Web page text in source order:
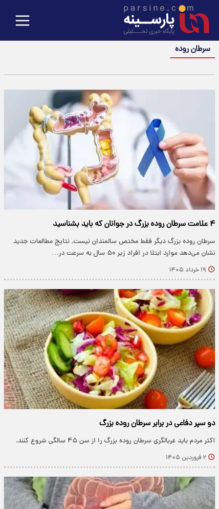
سرطان روده
۴ علامت سرطان روده بزرگ در جوانان که باید بشناسید
سرطان روده بزرگ دیگر فقط مختص سالمندان نیست. نتایج مطالعات جدید
نشان می‌دهد موارد ابتلا در افراد زیر ۵۰ سال به سرعت در…
۱۹ خرداد ۱۴۰۵
دو سپر دفاعی در برابر سرطان روده بزرگ
اکثر مردم باید غربالگری سرطان روده بزرگ را از سن ۴۵ سالگی شروع کنند.
۲ فروردین ۱۴۰۵